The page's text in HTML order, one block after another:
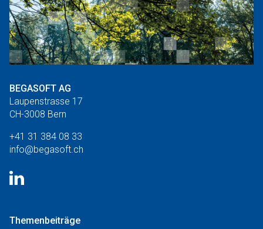
BEGASOFT AG
Laupenstrasse 17
CH-3008 Bern
+41 31 384 08 33
info@begasoft.ch
Themenbeiträge